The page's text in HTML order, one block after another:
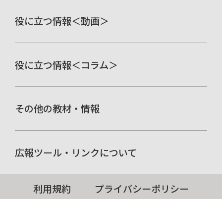
役に立つ情報＜動画＞
役に立つ情報＜コラム＞
その他の教材・情報
広報ツール・リンクについて
利用規約 プライバシーポリシー